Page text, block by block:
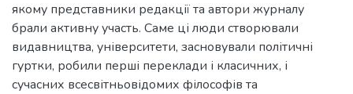
якому представники редакції та автори журналу
брали активну участь. Саме ці люди створювали
видавництва, університети, засновували політичні
гуртки, робили перші переклади і класичних, і
сучасних всесвітньовідомих філософів та